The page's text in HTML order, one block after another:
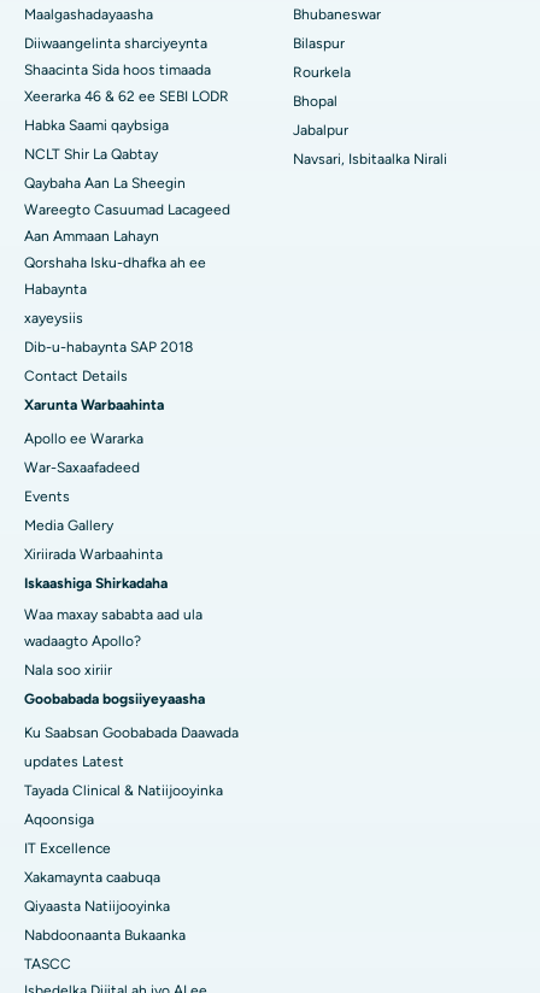
Isbitaalka Kansarka Haweenka ugu Fiican Koonfurta Delhi
Maalgashadayaasha
Diiwaangelinta sharciyeynta
Shaacinta Sida hoos timaada
Xeerarka 46 & 62 ee SEBI LODR
Habka Saami qaybsiga
NCLT Shir La Qabtay
Qaybaha Aan La Sheegin
Wareegto Casuumad Lacageed
Aan Ammaan Lahayn
Qorshaha Isku-dhafka ah ee
Habaynta
xayeysiis
Dib-u-habaynta SAP 2018
Contact Details
Xarunta Warbaahinta
Apollo ee Wararka
War-Saxaafadeed
Events
Media Gallery
Xiriirada Warbaahinta
Iskaashiga Shirkadaha
Waa maxay sababta aad ula
wadaagto Apollo?
Nala soo xiriir
Goobabada bogsiiyeyaasha
Ku Saabsan Goobabada Daawada
updates Latest
Tayada Clinical & Natiijooyinka
Aqoonsiga
IT Excellence
Xakamaynta caabuqa
Qiyaasta Natiijooyinka
Nabdoonaanta Bukaanka
TASCC
Bhubaneswar
Bilaspur
Rourkela
Bhopal
Jabalpur
Navsari, Isbitaalka Nirali